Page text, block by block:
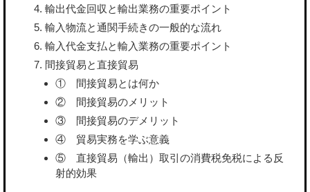
輸出代金回収と輸出業務の重要ポイント
輸入物流と通関手続きの一般的な流れ
輸入代金支払と輸入業務の重要ポイント
間接貿易と直接貿易
① 間接貿易とは何か
② 間接貿易のメリット
③ 間接貿易のデメリット
④ 貿易実務を学ぶ意義
⑤ 直接貿易（輸出）取引の消費税免税による反
射的効果